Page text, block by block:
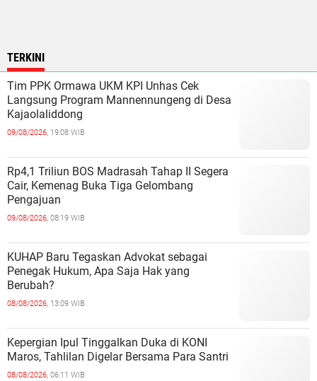
TERKINI
Tim PPK Ormawa UKM KPI Unhas Cek
Langsung Program Mannennungeng di Desa
Kajaolaliddong
09/08/2026, 19:08 WIB
Rp4,1 Triliun BOS Madrasah Tahap II Segera
Cair, Kemenag Buka Tiga Gelombang
Pengajuan
09/08/2026, 08:19 WIB
KUHAP Baru Tegaskan Advokat sebagai
Penegak Hukum, Apa Saja Hak yang
Berubah?
08/08/2026, 13:09 WIB
Kepergian Ipul Tinggalkan Duka di KONI
Maros, Tahlilan Digelar Bersama Para Santri
08/08/2026, 06:11 WIB